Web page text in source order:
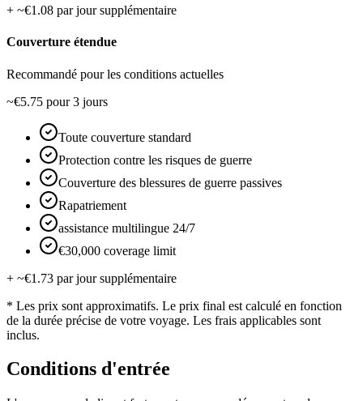
+ ~€1.08 par jour supplémentaire
Couverture étendue
Recommandé pour les conditions actuelles
~€5.75 pour 3 jours
Toute couverture standard
Protection contre les risques de guerre
Couverture des blessures de guerre passives
Rapatriement
assistance multilingue 24/7
€30,000 coverage limit
+ ~€1.73 par jour supplémentaire
* Les prix sont approximatifs. Le prix final est calculé en fonction
de la durée précise de votre voyage. Les frais applicables sont
inclus.
Conditions d'entrée